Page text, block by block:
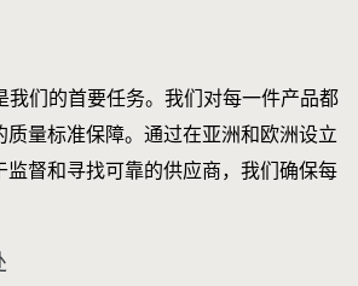
我们的首要任务。我们对每一件产品都
质量标准保障。通过在亚洲和欧洲设立
监督和寻找可靠的供应商，我们确保每